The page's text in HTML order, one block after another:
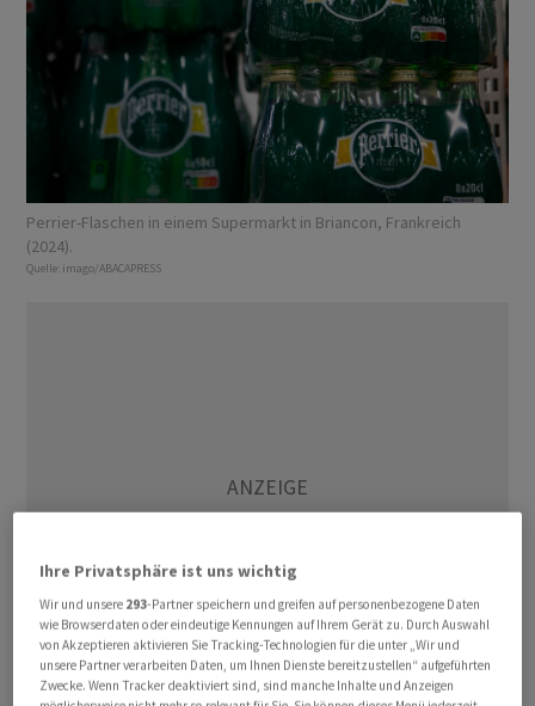
Perrier-Flaschen in einem Supermarkt in Briancon, Frankreich
(2024).
Quelle: imago/ABACAPRESS
Ihre Privatsphäre ist uns wichtig
Wir und unsere 293-Partner speichern und greifen auf personenbezogene Daten
wie Browserdaten oder eindeutige Kennungen auf Ihrem Gerät zu. Durch Auswahl
von Akzeptieren aktivieren Sie Tracking-Technologien für die unter „Wir und
unsere Partner verarbeiten Daten, um Ihnen Dienste bereitzustellen“ aufgeführten
Zwecke. Wenn Tracker deaktiviert sind, sind manche Inhalte und Anzeigen